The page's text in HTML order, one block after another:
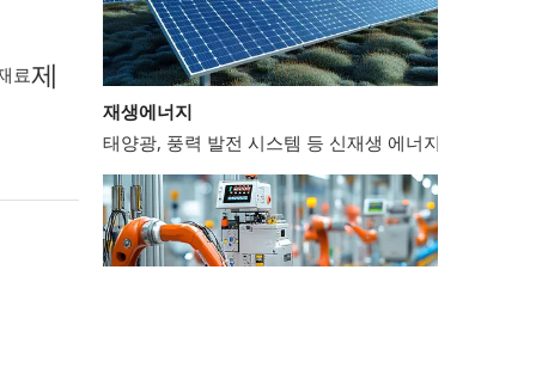
료제
재생에너지
태양광, 풍력 발전 시스템 등 신재생 에너지 분야에서